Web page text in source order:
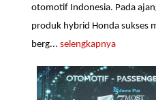
otomotif Indonesia. Pada
produk hybrid Honda sukses
berg...selengkapnya